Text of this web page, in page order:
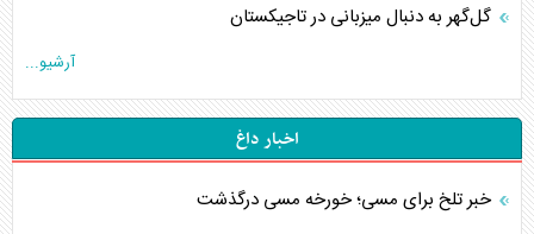
گل‌گهر به دنبال میزبانی در تاجیکستان
آرشیو...
اخبار داغ
خبر تلخ برای مسی؛ خورخه مسی درگذشت